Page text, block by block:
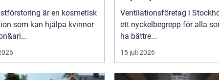
är en kosmetisk
som kan hjälpa kvinnor
Ventilationsföretag i
ett nyckelbegrepp för alla
ha bättre...
15 juli 2026